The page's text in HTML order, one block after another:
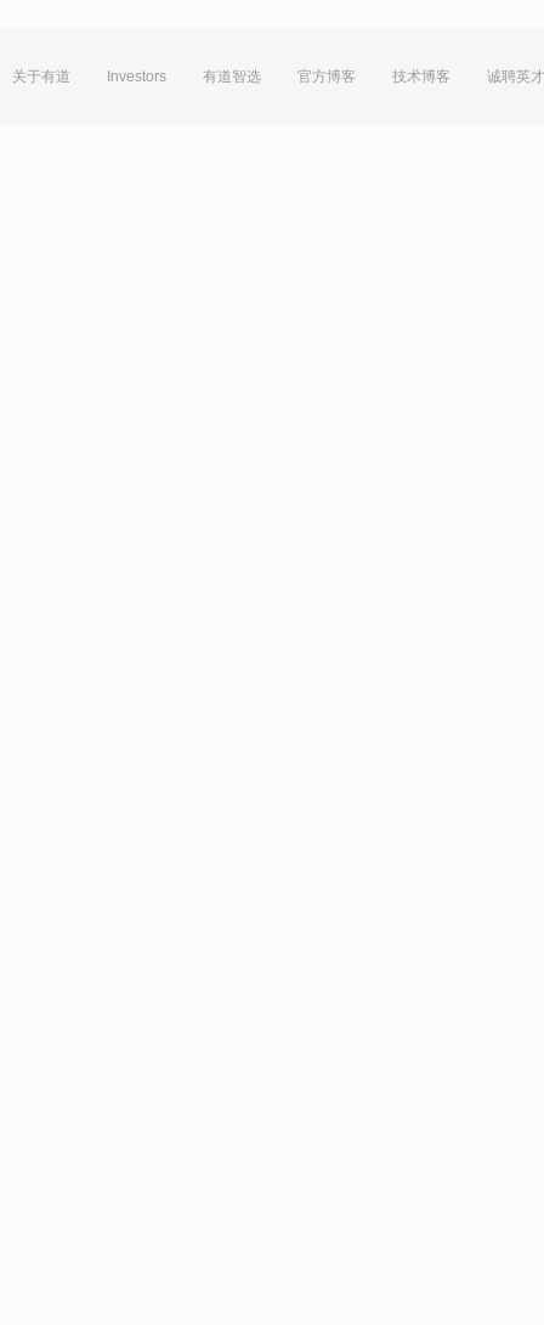
关于有道 Investors 有道智选 官方博客 技术博客 诚聘英才